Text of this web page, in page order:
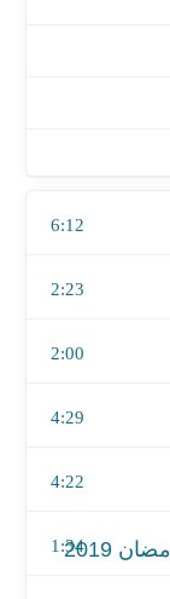
6:12
2:23
2:00
4:29
4:22
1:34